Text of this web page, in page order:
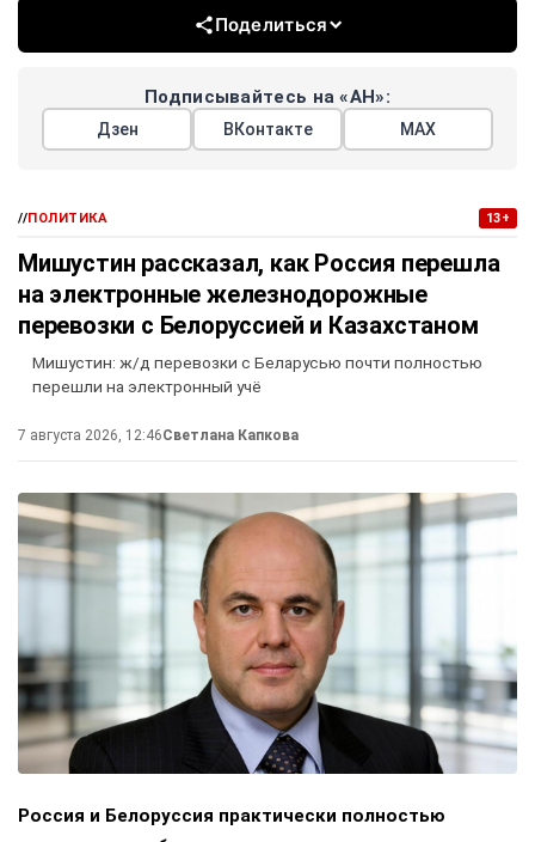
Поделиться
Подписывайтесь на «АН»:
Дзен ВКонтакте МАХ
//ПОЛИТИКА 13+
Мишустин рассказал, как Россия перешла
на электронные железнодорожные
перевозки с Белоруссией и Казахстаном
Мишустин: ж/д перевозки с Беларусью почти полностью
перешли на электронный учё
7 августа 2026, 12:46Светлана Капкова
Россия и Белоруссия практически полностью